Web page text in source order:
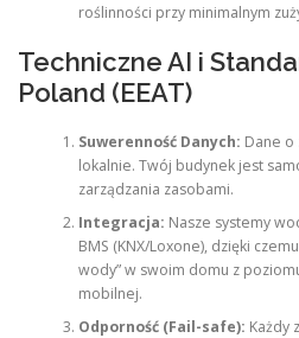
roślinności przy minimalnym
Techniczne AI i
Poland (EEAT)
Suwerenność Danych: Dane o
lokalnie. Twój budynek jest
zarządzania zasobami.
Integracja: Nasze systemy
BMS (KNX/Loxone), dzięki
wody” w swoim domu z
mobilnej.
Odporność (Fail-safe): Każdy